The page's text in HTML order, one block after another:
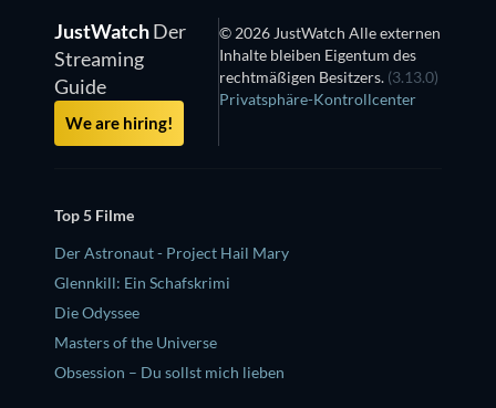
JustWatchDer
Streaming
Guide
We are hiring!
© 2026 JustWatch Alle externen
Inhalte bleiben Eigentum des
rechtmäßigen Besitzers. (3.13.0)
Privatsphäre-Kontrollcenter
Top 5 Filme
Der Astronaut - Project Hail Mary
Glennkill: Ein Schafskrimi
Die Odyssee
Masters of the Universe
Obsession – Du sollst mich lieben